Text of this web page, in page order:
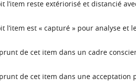
l’item reste extériorisé et distancié
l’item est « capturé » pour analyse et
de cet item dans un cadre
de cet item dans une acceptation